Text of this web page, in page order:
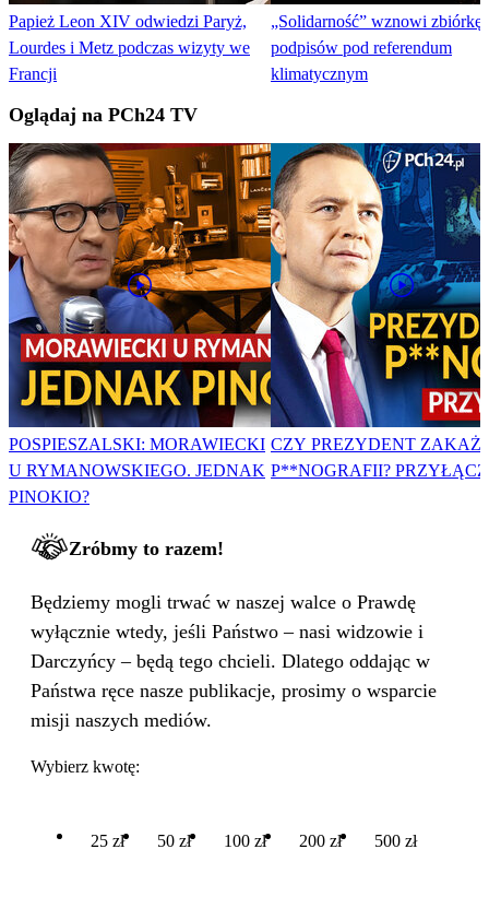
Papież Leon XIV odwiedzi Paryż,
Lourdes i Metz podczas wizyty we
Francji
„Solidarność” wznowi zbiórkę
podpisów pod referendum
klimatycznym
Oglądaj na PCh24 TV
POSPIESZALSKI: MORAWIECKI
U RYMANOWSKIEGO. JEDNAK
PINOKIO?
CZY PREZYDENT
P**NOGRAFII?
Zróbmy to razem!
Będziemy mogli trwać w naszej walce o Prawdę
wyłącznie wtedy, jeśli Państwo – nasi widzowie i
Darczyńcy – będą tego chcieli. Dlatego oddając w
Państwa ręce nasze publikacje, prosimy o wsparcie
misji naszych mediów.
Wybierz kwotę:
25 zł 50 zł 100 zł 200 zł 500 zł